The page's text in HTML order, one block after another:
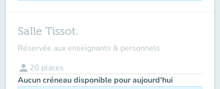
Salle Tissot.
Réservée aux enseignants & personnels
person 20 places
Aucun créneau disponible pour aujourd'hui